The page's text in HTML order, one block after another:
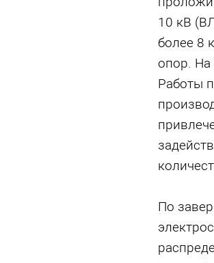
10 кВ
более 8
опор. На
Работы
По